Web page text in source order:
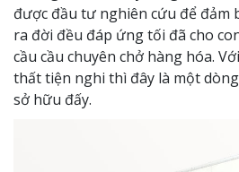
được đầu tư nghiên cứu để đảm
ra đời đều đáp ứng tối đã cho
cầu cầu chuyên chở hàng hóa.
thất tiện nghi thì đây là một
sở hữu đấy.